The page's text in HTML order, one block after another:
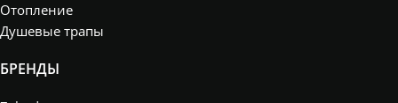
Отопление
Душевые трапы
БРЕНДЫ